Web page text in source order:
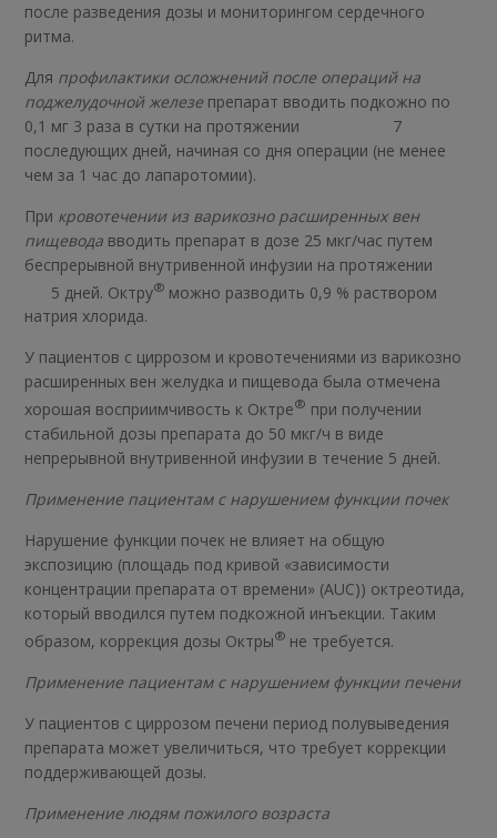
после разведения дозы и мониторингом сердечного
ритма.
Для профилактики осложнений после операций на
поджелудочной железе препарат вводить подкожно по
0,1 мг 3 раза в сутки на протяжении 7
последующих дней, начиная со дня операции (не менее
чем за 1 час до лапаротомии).
При кровотечении из варикозно расширенных вен
пищевода вводить препарат в дозе 25 мкг/час путем
беспрерывной внутривенной инфузии на протяжении
5 дней. Октру® можно разводить 0,9 % раствором
натрия хлорида.
У пациентов с циррозом и кровотечениями из варикозно
расширенных вен желудка и пищевода была отмечена
хорошая восприимчивость к Октре® при получении
стабильной дозы препарата до 50 мкг/ч в виде
непрерывной внутривенной инфузии в течение 5 дней.
Применение пациентам с нарушением функции почек
Нарушение функции почек не влияет на общую
экспозицию (площадь под кривой «зависимости
концентрации препарата от времени» (AUC)) октреотида,
который вводился путем подкожной инъекции. Таким
образом, коррекция дозы Октры® не требуется.
Применение пациентам с нарушением функции печени
У пациентов с циррозом печени период полувыведения
препарата может увеличиться, что требует коррекции
поддерживающей дозы.
Применение людям пожилого возраста